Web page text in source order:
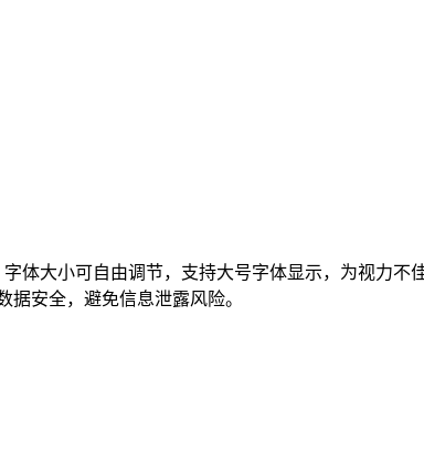
体大小可自由调节，支持大号字体显示，为视力不
安全，避免信息泄露风险。